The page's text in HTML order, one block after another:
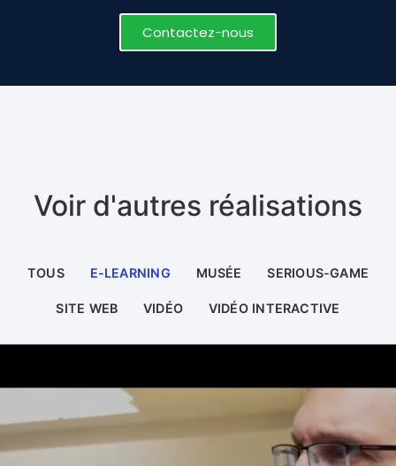
Contactez-nous
Voir d'autres réalisations
TOUS E-LEARNING MUSÉE SERIOUS-GAME
SITE WEB VIDÉO VIDÉO INTERACTIVE